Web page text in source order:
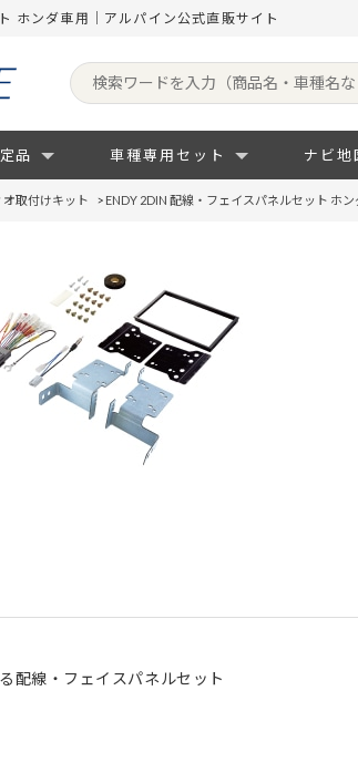
ホンダ車用｜アルパイン公式直販サイト
品 車種専用セット ナビ地
オ取付けキット > ENDY 2DIN 配線・フェイスパネルセット ホン
配線・フェイスパネルセット